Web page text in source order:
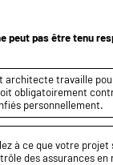
peut pas être tenu
architecte travaille
obligatoirement
personnellement.
à ce que votre projet
des assurances